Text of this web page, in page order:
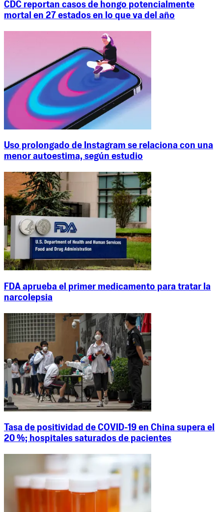
CDC reportan casos de hongo potencialmente
mortal en 27 estados en lo que va del año
Uso prolongado de Instagram se relaciona con una
menor autoestima, según estudio
FDA aprueba el primer medicamento para tratar la
narcolepsia
Tasa de positividad de COVID-19 en China supera el
20 %; hospitales saturados de pacientes